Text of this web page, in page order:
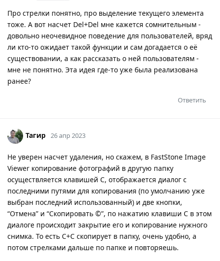
Про стрелки понятно, про выделение текущего элемента
тоже. А вот насчет Del+Del мне кажется сомнительным -
довольно неочевидное поведение для пользователей, вряд
ли кто-то ожидает такой функции и сам догадается о её
существовании, а как рассказать о ней пользователям -
мне не понятно. Эта идея где-то уже была реализована
ранее?
Ответить
Тагир 26 апр 2023
Не уверен насчет удаления, но скажем, в FastStone Image
Viewer копирование фотографий в другую папку
осуществляется клавишей C, отображается диалог с
последними путями для копирования (по умолчанию уже
выбран последний использованный) и две кнопки,
“Отмена” и “Скопировать ©”, по нажатию клавиши C в этом
диалоге происходит закрытие его и копирование нужного
снимка. То есть C+C скопирует в папку, очень удобно, а
потом стрелками дальше по папке и повторяешь.